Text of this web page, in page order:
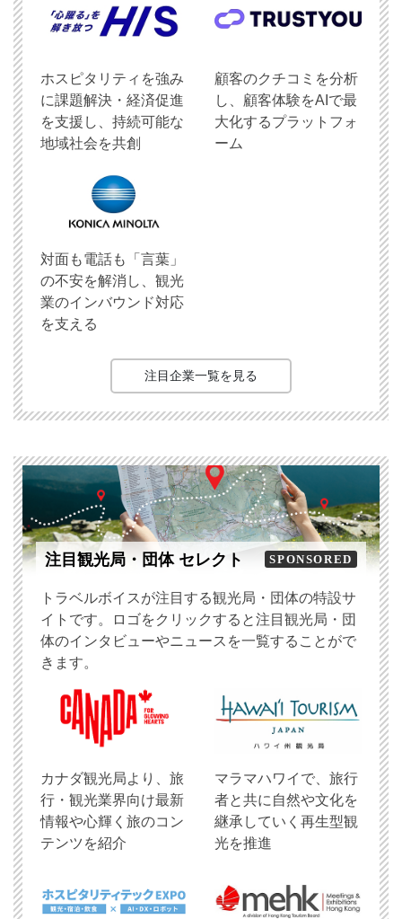
ホスピタリティを強み
に課題解決・経済促進
を支援し、持続可能な
地域社会を共創
顧客のクチコミを分析
し、顧客体験をAIで最
大化するプラットフォ
ーム
対面も電話も「言葉」
の不安を解消し、観光
業のインバウンド対応
を支える
注目企業一覧を見る
注目観光局・団体 セレクト SPONSORED
トラベルボイスが注目する観光局・団体の特設サ
イトです。ロゴをクリックすると注目観光局・団
体のインタビューやニュースを一覧することがで
きます。
​カナダ観光局より、旅
行・観光業界向け最新
情報や心輝く旅のコン
テンツを紹介
マラマハワイで、旅行
者と共に自然や文化を
継承していく再生型観
光を推進